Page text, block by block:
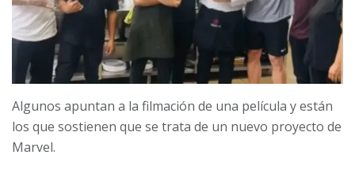
Algunos apuntan a la filmación de una película y están
los que sostienen que se trata de un nuevo proyecto de
Marvel.